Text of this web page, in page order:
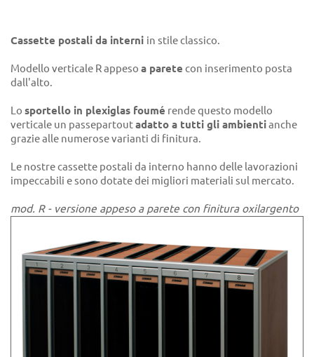
Cassette postali da interni in stile classico.
Modello verticale R appeso a parete con inserimento posta
dall'alto.
Lo sportello in plexiglas foumé rende questo modello
verticale un passepartoutadatto a tutti gli ambientianche
grazie alle numerose varianti di finitura.
Le nostre cassette postali da interno hanno delle lavorazioni
impeccabili e sono dotate dei migliori materiali sul mercato.
mod. R - versione appeso a parete con finitura oxilargento